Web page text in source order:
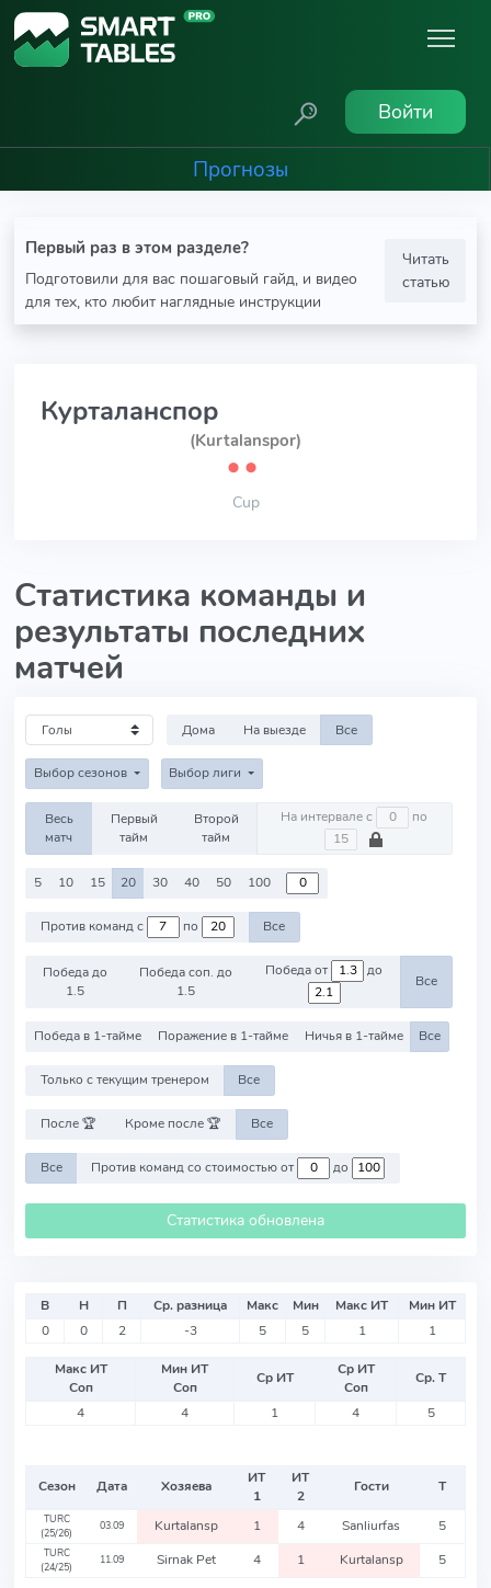
Войти
Прогнозы
Первый раз в этом разделе?
Подготовили для вас пошаговый гайд, и видео
для тех, кто любит наглядные инструкции
Читать
статью
Курталанспор
(Kurtalanspor)
⬤ ⬤
Cup
Статистика команды и
результаты последних
матчей
Дома На выезде Все
Выбор сезонов Выбор лиги
Весь
матч
Первый
тайм
Второй
тайм
На интервале с по
5 10 15 20 30 40 50 100
Против команд с по Все
Победа до
1.5
Победа соп. до
1.5
Победа от до
Все
Победа в 1-тайме Поражение в 1-тайме Ничья в 1-тайме Все
Только с текущим тренером Все
После 🏆 Кроме после 🏆 Все
Все Против команд со стоимостью от до
Статистика обновлена
В Н П Ср. разница Макс Мин Макс ИТ
Мин ИТ
0
0 2 -3 5 5 1 1
Макс ИТ
Соп
Мин ИТ
Соп
Ср ИТ
Ср ИТ
Соп
Ср. Т
4
4 1 4 5
Сезон Дата Хозяева
ИТ
1
ИТ
2
Гости Т
TURC
(25/26)
03.09 Kurtalansp 1 4 Sanliurfas 5
TURC
(24/25)
11.09 Sirnak Pet 4 1 Kurtalansp 5